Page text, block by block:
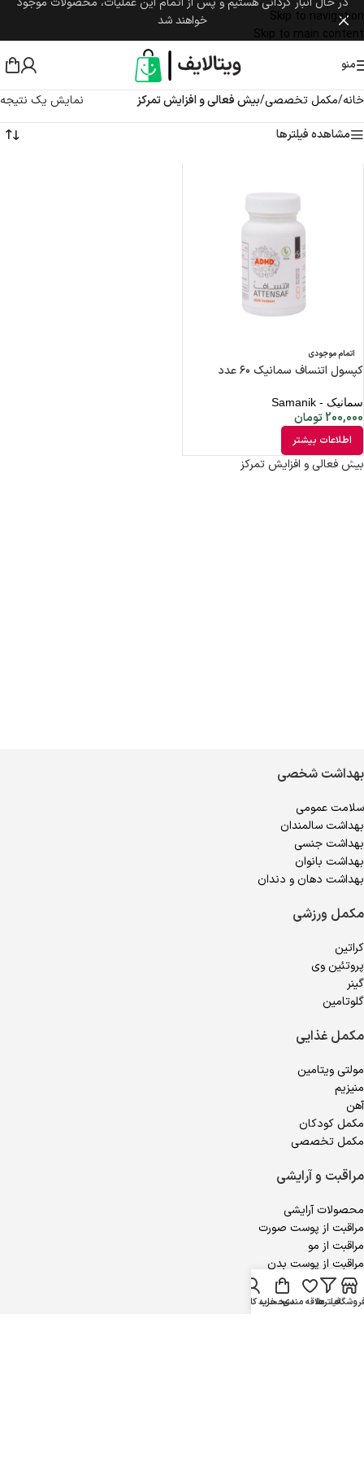
Skip to navigation
Skip to main content
خواهند شد
منو
خانه/مکمل تخصصی/بیش فعالی و افزایش تمرکز
نمایش یک نتیجه
مشاهده فیلترها
اتمام موجودی
کپسول اتنساف سمانیک ۶۰ عدد
سمانیک - Samanik
200,000تومان
اطلاعات بیشتر
بیش فعالی و افزایش تمرکز
بهداشت شخصی
سلامت عمومی
بهداشت سالمندان
بهداشت جنسی
بهداشت بانوان
بهداشت دهان و دندان
مکمل ورزشی
کراتین
پروتئین وی
گینر
گلوتامین
مکمل غذایی
مولتی ویتامین
منیزیم
آهن
مکمل کودکان
مکمل تخصصی
مراقبت و آرایشی
محصولات آرایشی
مراقبت از پوست صورت
مراقبت از مو
مراقبت از پوست بدن
محصولات جنسی
فیلترهاعلاقه مندیسبد خرید
حساب کاربری من